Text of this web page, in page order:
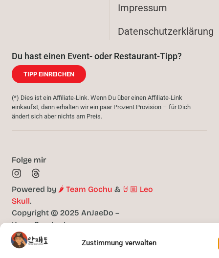
Zustimmung verwalten
Impressum
Datenschutzerklärung
Du hast einen Event- oder Restaurant-Tipp?
TIPP EINREICHEN
(*) Dies ist ein Affiliate-Link. Wenn Du über einen Affiliate-Link
einkaufst, dann erhalten wir ein paar Prozent Provision – für Dich
ändert sich aber nichts am Preis.
Copyright © 2025 AnJaeDo –
KoreaSaarLorLux
Powered by 🌶️ Team Gochu & 🤘🏼 Leo
Skull.
Folge mir